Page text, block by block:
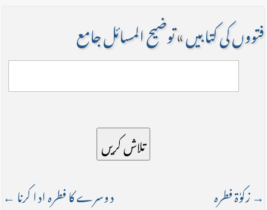
فتووں کی کتابیں»توضیح المسائل جامع
تلاش کریں
دوسرے کا فطرہ ادا کرنا ←
→ زکوٰۃ فطرہ